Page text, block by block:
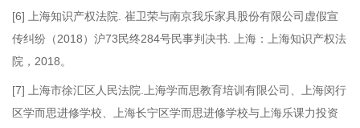
[6]
上海知识产权法院. 崔卫荣与南京我乐家具股份有限公司虚假宣
传纠纷（2018）沪73民终284号民事判决书. 上海：上海知识产权法
院，2018。
[7]
上海市徐汇区人民法院.上海学而思教育培训有限公司、上海闵行
区学而思进修学校、上海长宁区学而思进修学校与上海乐课力投资